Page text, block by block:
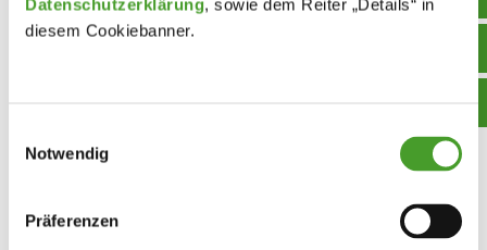
Datenschutzerklärung, sowie dem Reiter „Details“ in
diesem Cookiebanner.
Notwendig
Präferenzen
Ausgerüstet mit Becherlupen suchten die
Schüler:innen nach verschiedenen Insekten und